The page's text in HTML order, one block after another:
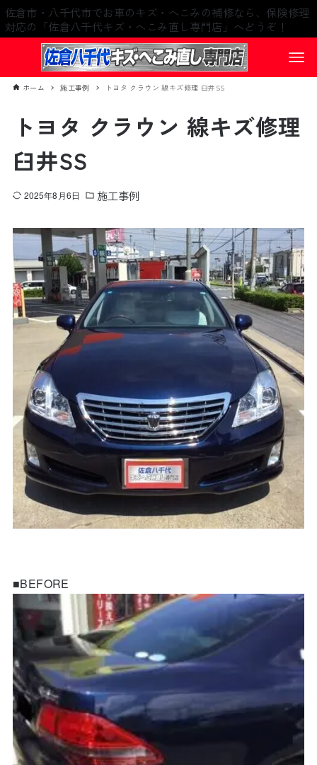
佐倉市・八千代市でお車のキズ・へこみの補修なら、保険修理
対応の「佐倉八千代キズ・へこみ直し専門店」へどうぞ！
ホーム 施工事例 トヨタ クラウン 線キズ修理 臼井SS
トヨタ クラウン 線キズ修理
臼井SS
2025年8月6日 施工事例
■BEFORE